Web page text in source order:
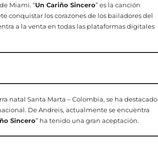
Miami. “Un Cariño Sincero” es la canción
conquistar los corazones de los bailadores del
a la venta en todas las plataformas digitales
natal Santa Marta – Colombia, se ha destacado
De Andreis, actualmente se encuentra
Sincero” ha tenido una gran aceptación.